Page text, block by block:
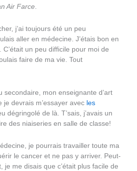
Air Farce.
j’ai toujours été un peu
aller en médecine. J’étais bon en
C’était un peu difficile pour moi de
faire de ma vie. Tout
secondaire, mon enseignante d’art
je devrais m’essayer avec les
dégringolé de là. T’sais, j’avais un
des niaiseries en salle de classe!
je pourrais travailler toute ma
le cancer et ne pas y arriver. Peut-
je me disais que c’était plus facile de